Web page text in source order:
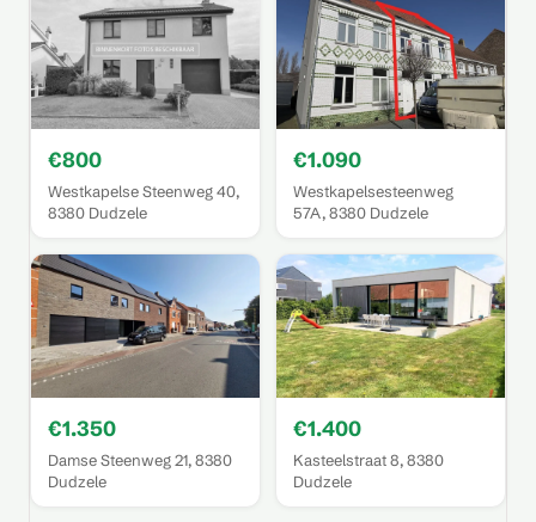
€800
Westkapelse Steenweg 40,
8380 Dudzele
€1.090
Westkapelsesteenweg
57A, 8380 Dudzele
€1.350
Damse Steenweg 21, 8380
Dudzele
€1.400
Kasteelstraat 8, 8380
Dudzele